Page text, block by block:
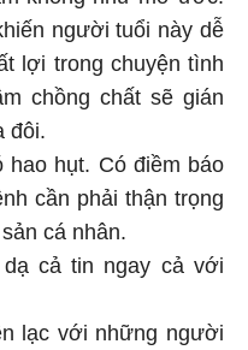
người tuổi này dễ
lợi trong chuyện tình
chồng chất sẽ gián
hao hụt. Có điềm báo
cần phải thận trọng
cá nhân.
cả tin ngay cả với
lạc với những người